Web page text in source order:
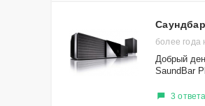
более года
Добрый
SaundBar
3 ответа